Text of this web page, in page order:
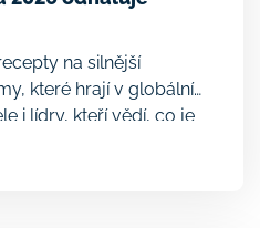
na silnější
které hrají v globální
i lídry, kteří vědí, co je
1. června 2026 ve